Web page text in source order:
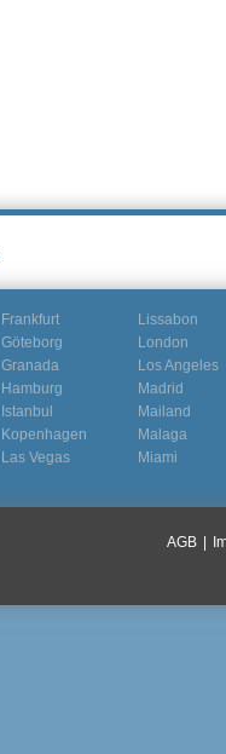
Frankfurt
Göteborg
Granada
Hamburg
Istanbul
Kopenhagen
Las Vegas
Lissabon
London
Los Angeles
Madrid
Mailand
Malaga
Miami
AGB